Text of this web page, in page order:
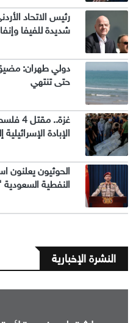
رئيس الاتحاد
شديدة للفيفا
دولي طهران:
حتى تنتهي
غزة..
الإبادة الإسرائيلية إلى 73
الحوثيون يعلنون
النفطية السعودية
النشرة الإخبارية